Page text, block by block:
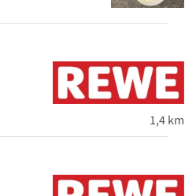
1,4 km